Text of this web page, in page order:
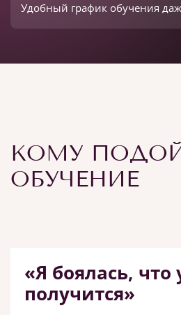
Удобный график обучения
КОМУ
ОБУЧЕНИЕ
«Я боялась, что
получится»